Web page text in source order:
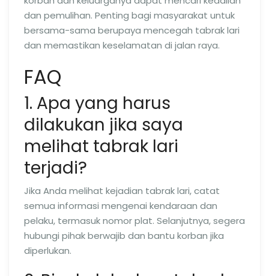
dan pemulihan. Penting bagi masyarakat untuk
bersama-sama berupaya mencegah tabrak lari
dan memastikan keselamatan di jalan raya.
FAQ
1. Apa yang harus
dilakukan jika saya
melihat tabrak lari
terjadi?
Jika Anda melihat kejadian tabrak lari, catat
semua informasi mengenai kendaraan dan
pelaku, termasuk nomor plat. Selanjutnya, segera
hubungi pihak berwajib dan bantu korban jika
diperlukan.